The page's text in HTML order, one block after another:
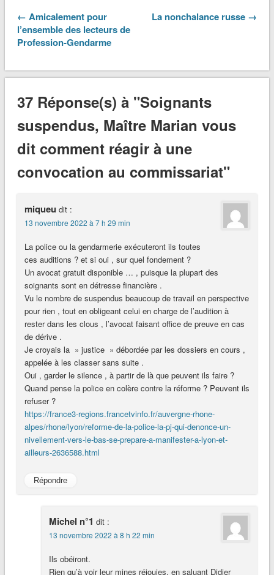
← Amicalement pour
l’ensemble des lecteurs de
Profession-Gendarme
La nonchalance russe →
37 Réponse(s) à "Soignants
suspendus, Maître Marian vous
dit comment réagir à une
convocation au commissariat"
miqueu dit :
13 novembre 2022 à 7 h 29 min
La police ou la gendarmerie exécuteront ils toutes
ces auditions ? et si oui , sur quel fondement ?
Un avocat gratuit disponible … , puisque la plupart des
soignants sont en détresse financière .
Vu le nombre de suspendus beaucoup de travail en perspective
pour rien , tout en obligeant celui en charge de l’audition à
rester dans les clous , l’avocat faisant office de preuve en cas
de dérive .
Je croyais la » justice » débordée par les dossiers en cours ,
appelée à les classer sans suite .
Oui , garder le silence , à partir de là que peuvent ils faire ?
Quand pense la police en colère contre la réforme ? Peuvent ils
refuser ?
https://france3-regions.francetvinfo.fr/auvergne-rhone-
alpes/rhone/lyon/reforme-de-la-police-la-pj-qui-denonce-un-
nivellement-vers-le-bas-se-prepare-a-manifester-a-lyon-et-
ailleurs-2636588.html
Répondre
Michel n°1 dit :
13 novembre 2022 à 8 h 22 min
Ils obéiront.
Rien qu’à voir leur mines réjouies, en saluant Didier